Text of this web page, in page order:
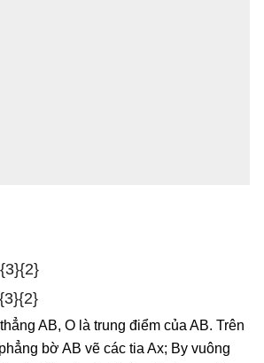
AB, O là trung điểm của AB. Trên
bờ AB vẽ các tia Ax; By vuông